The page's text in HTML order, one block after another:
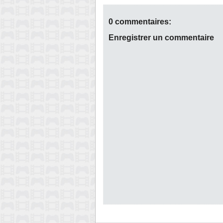
0 commentaires:
Enregistrer un commentaire